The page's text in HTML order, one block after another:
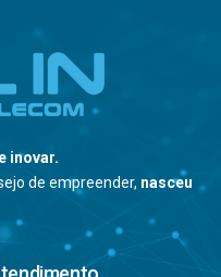
inovar.
de empreender, nasceu